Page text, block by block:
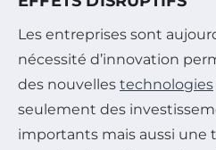
Les entreprises sont
nécessité d’innovation
des nouvelles technologies
seulement des
importants mais aussi une